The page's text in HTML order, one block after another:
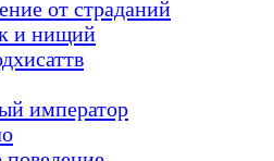
от страданий
и нищий
император